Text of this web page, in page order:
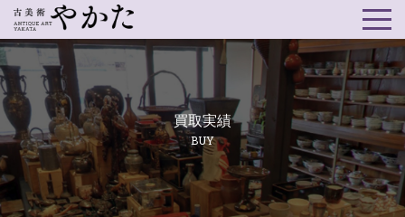
買取実績
BUY